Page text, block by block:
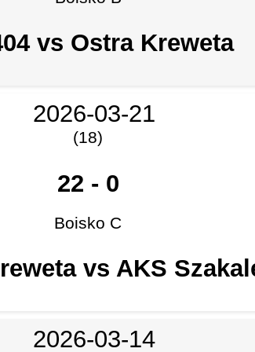
vs Ostra Kreweta
2026-03-21
(18)
22 - 0
Boisko C
vs AKS
2026-03-14